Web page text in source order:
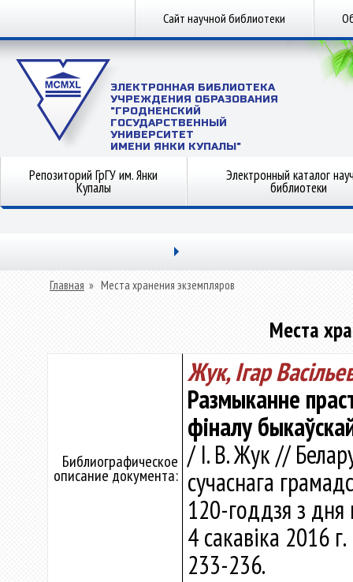
Сайт научной библиотеки
ЭЛЕКТРОННАЯ БИБЛИОТЕКА
УЧРЕЖДЕНИЯ ОБРАЗОВАНИЯ
"ГРОДНЕНСКИЙ
ГОСУДАРСТВЕННЫЙ
УНИВЕРСИТЕТ
ИМЕНИ ЯНКИ КУПАЛЫ"
Репозиторий ГрГУ им. Янки
Купалы
Электронный каталог
библиотеки
Главная » Места хранения экземпляров
Места
Библиографическое
описание документа:
Жук, Ігар
Размыканне
фіналу
/ І. В. Жук //
сучаснага
120-годдзя з
4 сакавіка 2016
233-236.